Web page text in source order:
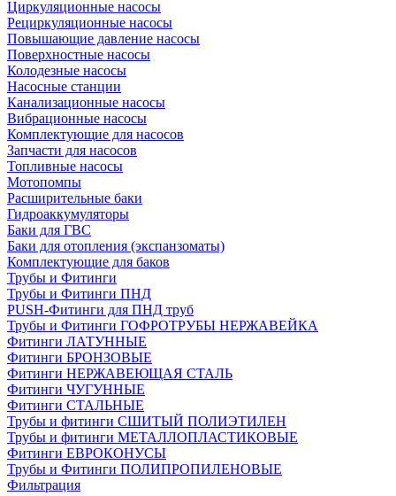
Циркуляционные насосы
Рециркуляционные насосы
Повышающие давление насосы
Поверхностные насосы
Колодезные насосы
Насосные станции
Канализационные насосы
Вибрационные насосы
Комплектующие для насосов
Запчасти для насосов
Топливные насосы
Мотопомпы
Расширительные баки
Гидроаккумуляторы
Баки для ГВС
Баки для отопления (экспанзоматы)
Комплектующие для баков
Трубы и Фитинги
Трубы и Фитинги ПНД
PUSH-Фитинги для ПНД труб
Трубы и Фитинги ГОФРОТРУБЫ НЕРЖАВЕЙКА
Фитинги ЛАТУННЫЕ
Фитинги БРОНЗОВЫЕ
Фитинги НЕРЖАВЕЮЩАЯ СТАЛЬ
Фитинги ЧУГУННЫЕ
Фитинги СТАЛЬНЫЕ
Трубы и фитинги СШИТЫЙ ПОЛИЭТИЛЕН
Трубы и фитинги МЕТАЛЛОПЛАСТИКОВЫЕ
Фитинги ЕВРОКОНУСЫ
Трубы и Фитинги ПОЛИПРОПИЛЕНОВЫЕ
Фильтрация